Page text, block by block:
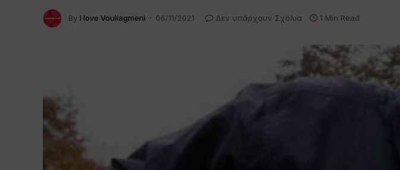
By I love Vouliagmeni 06/11/2021 Δεν υπάρχουν Σχόλια 1 Min Read